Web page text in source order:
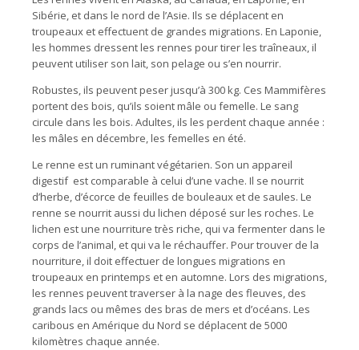
Sibérie, et dans le nord de l’Asie. Ils se déplacent en
troupeaux et effectuent de grandes migrations. En Laponie,
les hommes dressent les rennes pour tirer les traîneaux, il
peuvent utiliser son lait, son pelage ou s’en nourrir.
Robustes, ils peuvent peser jusqu’à 300 kg. Ces Mammifères
portent des bois, qu’ils soient mâle ou femelle. Le sang
circule dans les bois. Adultes, ils les perdent chaque année :
les mâles en décembre, les femelles en été.
Le renne est un ruminant végétarien. Son un appareil
digestif est comparable à celui d’une vache. Il se nourrit
d’herbe, d’écorce de feuilles de bouleaux et de saules. Le
renne se nourrit aussi du lichen déposé sur les roches. Le
lichen est une nourriture très riche, qui va fermenter dans le
corps de l’animal, et qui va le réchauffer. Pour trouver de la
nourriture, il doit effectuer de longues migrations en
troupeaux en printemps et en automne. Lors des migrations,
les rennes peuvent traverser à la nage des fleuves, des
grands lacs ou mêmes des bras de mers et d’océans. Les
caribous en Amérique du Nord se déplacent de 5000
kilomètres chaque année.